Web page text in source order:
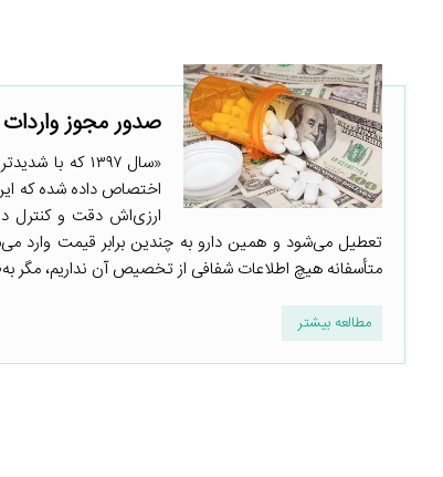
صدور مجوز
اختصاص داده شده که این
ارزی‌اش دقت و کنترل
متأسفانه هیچ اطلاعات شفافی از تخصیص آن نداریم، مگر
مطالعه بیشتر